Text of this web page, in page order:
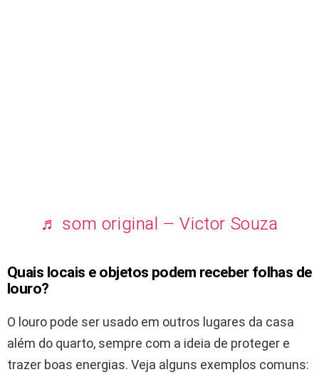
♬ som original – Victor Souza
Quais locais e objetos podem receber folhas de
louro?
O louro pode ser usado em outros lugares da casa
além do quarto, sempre com a ideia de proteger e
trazer boas energias. Veja alguns exemplos comuns: